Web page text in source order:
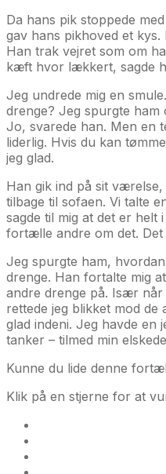
Da hans pik stoppede
gav hans pikhoved et
Han trak vejret som om
kæft hvor lækkert, sagde
Jeg undrede mig en
drenge? Jeg spurgte ham
Jo, svarede han. Men en
liderlig. Hvis du kan
jeg glad.
Han gik ind på sit
tilbage til sofaen. Vi talte
sagde til mig at det er helt
fortælle andre om det. Det
Jeg spurgte ham,
drenge. Han fortalte mig
andre drenge på. Især
rettede jeg blikket mod de
glad indeni. Jeg havde en
tanker – tilmed min
Kunne du lide denne
Klik på en stjerne for at